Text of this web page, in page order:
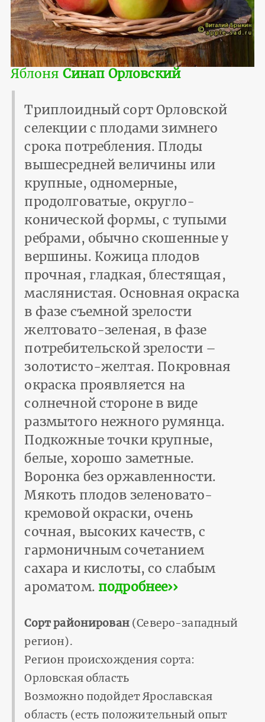
Яблоня Синап Орловский
Триплоидный сорт Орловской
селекции с плодами зимнего
срока потребления. Плоды
вышесредней величины или
крупные, одномерные,
продолговатые, округло-
конической формы, с тупыми
ребрами, обычно скошенные у
вершины. Кожица плодов
прочная, гладкая, блестящая,
маслянистая. Основная окраска
в фазе съемной зрелости
желтовато-зеленая, в фазе
потребительской зрелости –
золотисто-желтая. Покровная
окраска проявляется на
солнечной стороне в виде
размытого нежного румянца.
Подкожные точки крупные,
белые, хорошо заметные.
Воронка без оржавленности.
Мякоть плодов зеленовато-
кремовой окраски, очень
сочная, высоких качеств, с
гармоничным сочетанием
сахара и кислоты, со слабым
ароматом. подробнее››
Сорт районирован(Северо-западный
регион).
Регион происхождения сорта:
Орловская область
Возможно подойдет Ярославская
область (есть положительный опыт